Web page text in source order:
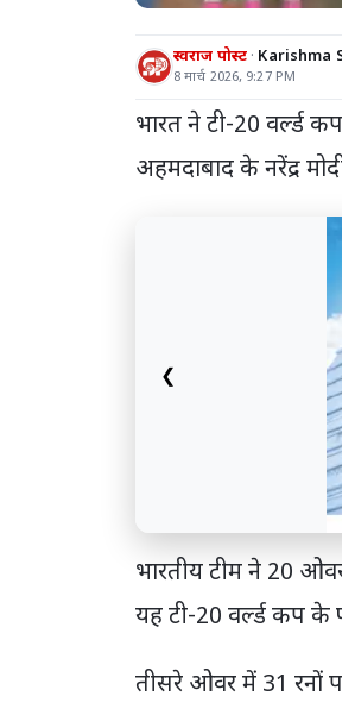
स्वराज पोस्ट Karishma
8 मार्च 2026, 9:27 PM
भारत ने टी-20 वर्ल्ड
अहमदाबाद के नरेंद्र
❮
भारतीय टीम ने 20
यह टी-20 वर्ल्ड कप के
तीसरे ओवर में 31 रनों